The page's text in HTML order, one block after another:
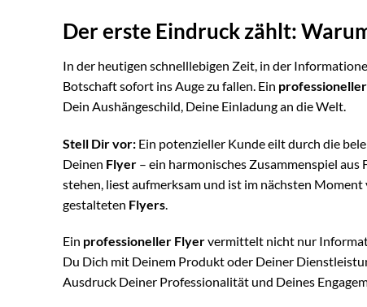
Der erste Eindruck zählt:
In der heutigen schnelllebigen Zeit, in der
Botschaft sofort ins Auge zu fallen. Ein
Dein Aushängeschild, Deine Einladung an die Welt.
Stell Dir vor: Ein potenzieller Kunde eilt durch die
Deinen Flyer – ein harmonisches Zusammenspiel
stehen, liest aufmerksam und ist im nächsten
gestalteten Flyers
Ein professioneller Flyervermittelt nicht nur
Du Dich mit Deinem Produkt oder Deiner
Ausdruck Deiner Professionalität und Deines